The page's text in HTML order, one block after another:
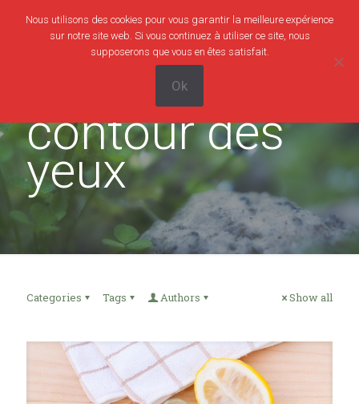
0
0,00€
contour des
yeux
Categories Tags Authors Show all
Nous utilisons des cookies pour vous garantir la meilleure expérience
sur notre site web. Si vous continuez à utiliser ce site, nous
supposerons que vous en êtes satisfait.
Ok